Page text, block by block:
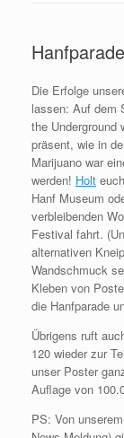
Die Erfolge
lassen: Auf dem
the Underground
präsent, wie in
Marijuano war
werden! Holt
Hanf Museum
verbleibenden
Festival fahrt.
alternativen
Wandschmuck
Kleben von
die Hanfparade
Übrigens ruft
120 wieder zur
unser Poster
Auflage von
PS: Von